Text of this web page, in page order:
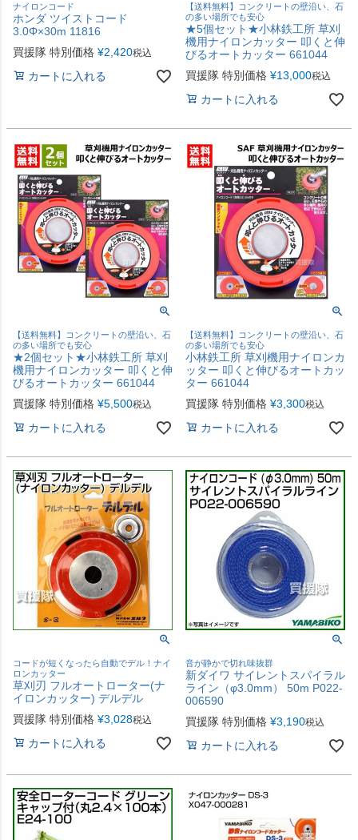
ナイロンコード
ホンダ ツイストコード
3.0Φ×30m 11816
買援隊 特別価格 ¥2,420税込
カートに入れる
【送料無料】コンクリートの壁沿い、石
の多い場所でも安心
★5個セット★小林鉄工所 草刈
機用ナイロンカッター 叩くと伸
びるオートカッター 661044
買援隊 特別価格 ¥13,000税込
カートに入れる
【送料無料】コンクリートの壁沿い、石
の多い場所でも安心
★2個セット★小林鉄工所 草刈
機用ナイロンカッター 叩くと伸
びるオートカッター 661044
買援隊 特別価格 ¥5,500税込
カートに入れる
【送料無料】コンクリートの壁沿い、石
の多い場所でも安心
小林鉄工所 草刈機用ナイロンカ
ッター 叩くと伸びるオートカッ
ター 661044
買援隊 特別価格 ¥3,300税込
カートに入れる
コードが短くなったら自動でデル！ナイ
ロンカッター
草刈刃 フルオートローター(ナ
イロンカッター) デルデル
買援隊 特別価格 ¥3,028税込
カートに入れる
音が静かで切れ味抜群
新ダイワ サイレントスパイラル
ライン（φ3.0mm） 50m P022-
006590
買援隊 特別価格 ¥3,190税込
カートに入れる